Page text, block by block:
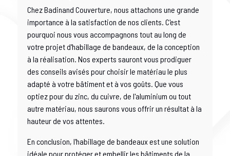
Chez Badinand Couverture, nous attachons une grande
importance à la satisfaction de nos clients. C'est
pourquoi nous vous accompagnons tout au long de
votre projet d'habillage de bandeaux, de la conception
à la réalisation. Nos experts sauront vous prodiguer
des conseils avisés pour choisir le matériau le plus
adapté à votre bâtiment et à vos goûts. Que vous
optiez pour du zinc, du cuivre, de l'aluminium ou tout
autre matériau, nous saurons vous offrir un résultat à la
hauteur de vos attentes.
En conclusion, l'habillage de bandeaux est une solution
idéale pour protéger et embellir les bâtiments de la